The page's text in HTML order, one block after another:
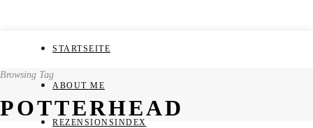
STARTSEITE
ABOUT ME
REZENSIONSINDEX
Browsing Tag
POTTERHEAD